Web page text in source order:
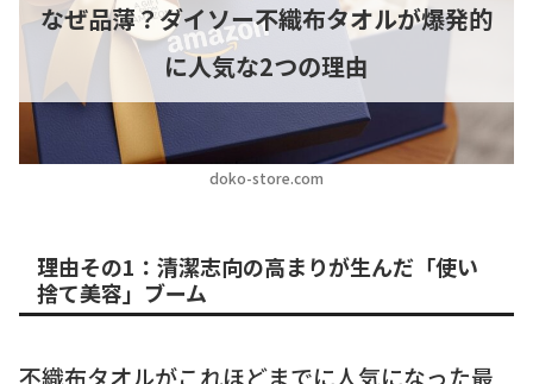
doko-store.com
なぜ品薄？ダイソー不織布タオルが爆発的
に人気な2つの理由
理由その1：清潔志向の高まりが生んだ「使い
捨て美容」ブーム
不織布タオルがこれほどまでに人気になった最